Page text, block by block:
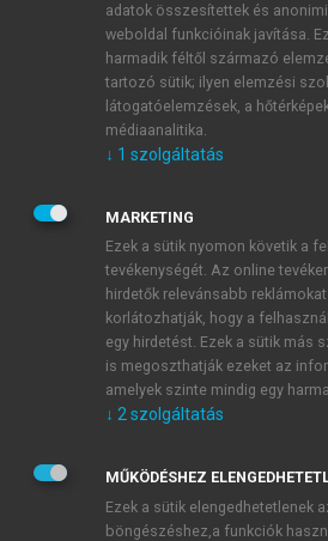
E-MAIL-CÍM
JELSZÓ
JELSZÓ ÚJRA
Kérek értesítést a MeRSZ
Kérek értesítést az Akadémiai Kiadó
Adatkezelési tájékoztatóban
veszem és elfogadom.
Általános vásárlási feltételeket,
adatok összesítettek és
weboldal funkcióinak javítása.
harmadik féltől származó
tartozó sütik; ilyen elemzési
látogatóelemzések, a
médiaanalitika.
↓ 1 szolgáltatás
MARKETING
Ezek a sütik nyomon követik a
tevékenységét. Az online
hirdetők relevánsabb
korlátozhatják, hogy a
egy hirdetést. Ezek a sütik más
is megoszthatják ezeket az
amelyek szinte mindig egy
↓ 2 szolgáltatás
MŰKÖDÉSHEZ
Ezek a sütik elengedhetetlenek
böngészéshez,a funkciók